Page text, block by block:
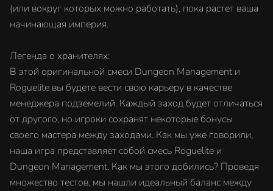
(или вокруг которых можно работать), пока растет ваша
начинающая империя.
Легенда о хранителях:
В этой оригинальной смеси Dungeon Management и
Roguelite вы будете вести свою карьеру в качестве
менеджера подземелий. Каждый заход будет отличаться
от другого, но игроки сохранят некоторые бонусы
своего мастера между заходами. Как мы уже говорили,
наша игра представляет собой смесь Roguelite и
Dungeon Management. Как мы этого добились? Проведя
множество тестов, мы нашли идеальный баланс между